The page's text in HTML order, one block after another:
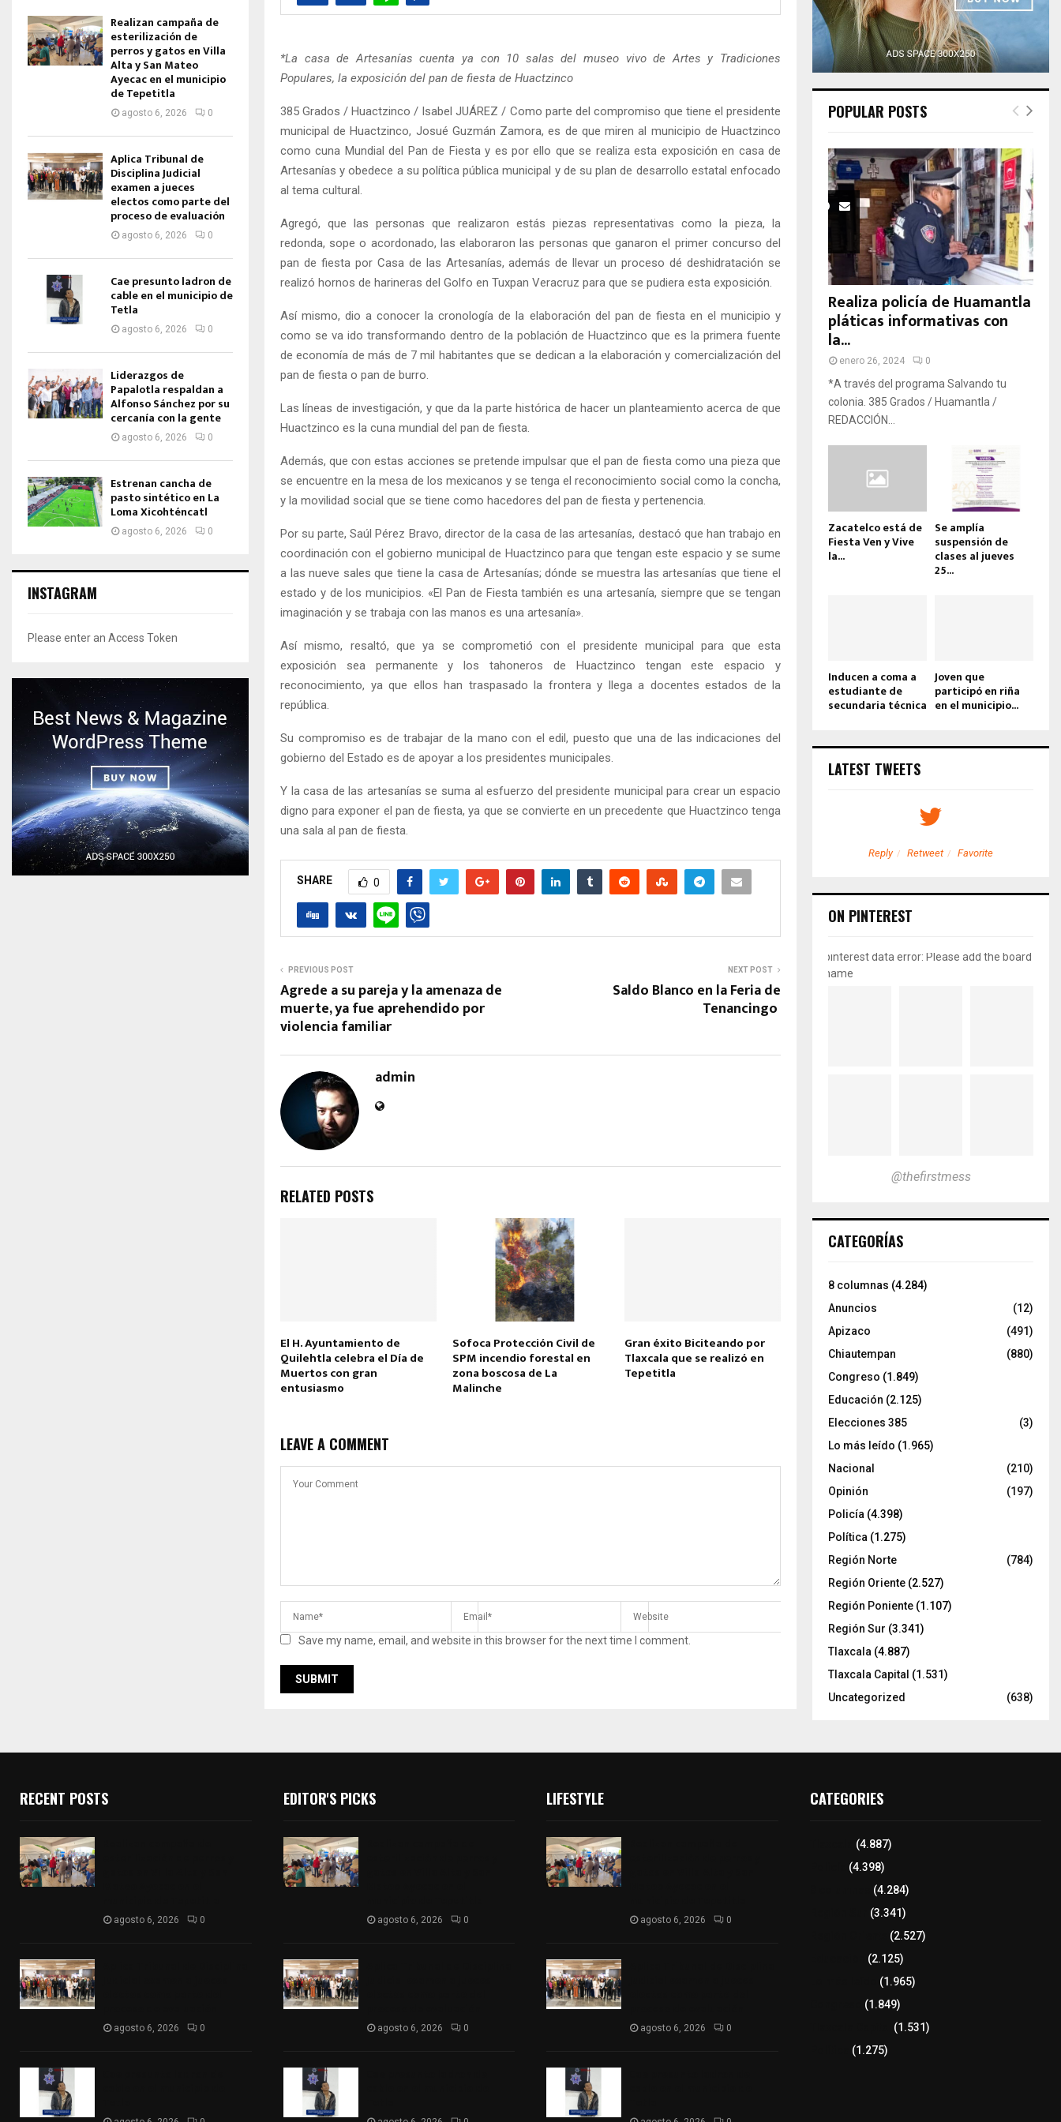
*La casa de Artesanías cuenta ya con 10 salas del museo vivo de Artes y Tradiciones
Populares, la exposición del pan de fiesta de Huactzinco
385 Grados / Huactzinco / Isabel JUÁREZ / Como parte del compromiso que tiene el presidente
municipal de Huactzinco, Josué Guzmán Zamora, es de que miren al municipio de Huactzinco
como cuna Mundial del Pan de Fiesta y es por ello que se realiza esta exposición en casa de
Artesanías y obedece a su política pública municipal y de su plan de desarrollo estatal enfocado
al tema cultural.
Agregó, que las personas que realizaron estás piezas representativas como la pieza, la
redonda, sope o acordonado, las elaboraron las personas que ganaron el primer concurso del
pan de fiesta por Casa de las Artesanías, además de llevar un proceso dé deshidratación se
realizó hornos de harineras del Golfo en Tuxpan Veracruz para que se pudiera esta exposición.
Así mismo, dio a conocer la cronología de la elaboración del pan de fiesta en el municipio y
como se va ido transformando dentro de la población de Huactzinco que es la primera fuente
de economía de más de 7 mil habitantes que se dedican a la elaboración y comercialización del
pan de fiesta o pan de burro.
Las líneas de investigación, y que da la parte histórica de hacer un planteamiento acerca de que
Huactzinco es la cuna mundial del pan de fiesta.
Además, que con estas acciones se pretende impulsar que el pan de fiesta como una pieza que
se encuentre en la mesa de los mexicanos y se tenga el reconocimiento social como la concha,
y la movilidad social que se tiene como hacedores del pan de fiesta y pertenencia.
Por su parte, Saúl Pérez Bravo, director de la casa de las artesanías, destacó que han trabajo en
coordinación con el gobierno municipal de Huactzinco para que tengan este espacio y se sume
a las nueve sales que tiene la casa de Artesanías; dónde se muestra las artesanías que tiene el
estado y de los municipios. «El Pan de Fiesta también es una artesanía, siempre que se tengan
imaginación y se trabaja con las manos es una artesanía».
Así mismo, resaltó, que ya se comprometió con el presidente municipal para que esta
exposición sea permanente y los tahoneros de Huactzinco tengan este espacio y
reconocimiento, ya que ellos han traspasado la frontera y llega a docentes estados de la
república.
Su compromiso es de trabajar de la mano con el edil, puesto que una de las indicaciones del
gobierno del Estado es de apoyar a los presidentes municipales.
Y la casa de las artesanías se suma al esfuerzo del presidente municipal para crear un espacio
digno para exponer el pan de fiesta, ya que se convierte en un precedente que Huactzinco tenga
una sala al pan de fiesta.
SHARE 0
PREVIOUS POST
Agrede a su pareja y la amenaza de
muerte, ya fue aprehendido por
violencia familiar
NEXT POST
Saldo Blanco en la Feria de
Tenancingo
admin
RELATED POSTS
El H. Ayuntamiento de
Quilehtla celebra el Día de
Muertos con gran
entusiasmo
Sofoca Protección Civil de
SPM incendio forestal en
zona boscosa de La
Malinche
Gran éxito Biciteando por
Tlaxcala que se realizó en
Tepetitla
LEAVE A COMMENT
Save my name, email, and website in this browser for the next time I comment.
Realizan campaña de
esterilización de
perros y gatos en Villa
Alta y San Mateo
Ayecac en el municipio
de Tepetitla
agosto 6, 2026 0
Aplica Tribunal de
Disciplina Judicial
examen a jueces
electos como parte del
proceso de evaluación
agosto 6, 2026 0
Cae presunto ladron de
cable en el municipio de
Tetla
agosto 6, 2026 0
Liderazgos de
Papalotla respaldan a
Alfonso Sánchez por su
cercanía con la gente
agosto 6, 2026 0
Estrenan cancha de
pasto sintético en La
Loma Xicohténcatl
agosto 6, 2026 0
INSTAGRAM
Please enter an Access Token
POPULAR POSTS
Realiza policía de Huamantla
pláticas informativas con
la...
enero 26, 2024 0
*A través del programa Salvando tu
colonia. 385 Grados / Huamantla /
REDACCIÓN...
Zacatelco está de
Fiesta Ven y Vive
la...
Se amplía
suspensión de
clases al jueves
25...
Inducen a coma a
estudiante de
secundaria técnica
Joven que
participó en riña
en el municipio...
LATEST TWEETS
Reply Retweet Favorite
ON PINTEREST
pinterest data error: Please add the board
name
@thefirstmess
CATEGORÍAS
8 columnas (4.284)
Anuncios
(12)
Apizaco
(491)
Chiautempan
(880)
Congreso (1.849)
Educación (2.125)
Elecciones 385
(3)
Lo más leído (1.965)
Nacional
(210)
Opinión
(197)
Policía (4.398)
Política (1.275)
Región Norte
(784)
Región Oriente (2.527)
Región Poniente (1.107)
Región Sur (3.341)
Tlaxcala (4.887)
Tlaxcala Capital (1.531)
Uncategorized
(638)
RECENT POSTS
agosto 6, 2026 0
agosto 6, 2026 0
EDITOR'S PICKS
agosto 6, 2026 0
agosto 6, 2026 0
LIFESTYLE
agosto 6, 2026 0
agosto 6, 2026 0
CATEGORIES
(4.887)
(4.398)
(4.284)
(3.341)
(2.527)
(2.125)
(1.965)
(1.849)
(1.531)
(1.275)